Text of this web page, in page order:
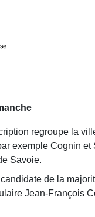
regroupe la
exemple Cognin et
Savoie.
de la
Jean-François